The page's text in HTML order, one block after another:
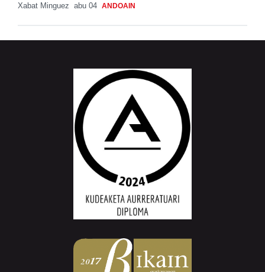
Xabat Minguez abu 04 ANDOAIN